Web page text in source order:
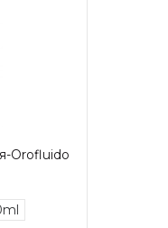
Orofluido